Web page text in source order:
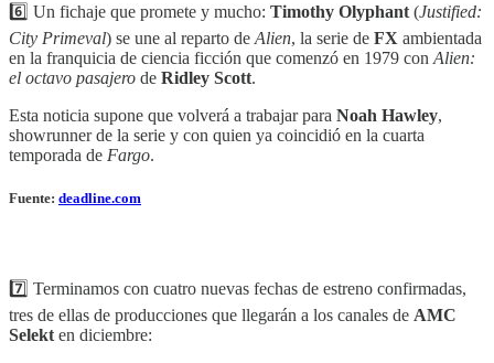
6️⃣ Un fichaje que promete y mucho: Timothy Olyphant (Justified:
City Primeval) se une al reparto de Alien, la serie de FX ambientada
en la franquicia de ciencia ficción que comenzó en 1979 con Alien:
el octavo pasajero de Ridley Scott.
Esta noticia supone que volverá a trabajar para Noah Hawley,
showrunner de la serie y con quien ya coincidió en la cuarta
temporada de Fargo.
Fuente: deadline.com
7️⃣ Terminamos con cuatro nuevas fechas de estreno confirmadas,
tres de ellas de producciones que llegarán a los canales de AMC
Selekt en diciembre: